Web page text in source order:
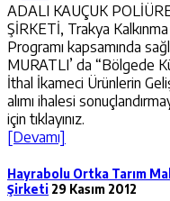
ADALI KAUÇUK
ŞİRKETİ, Trakya
Programı kapsamında
MURATLI’ da “Bölgede
İthal İkameci Ürünlerin
alımı ihalesi
için tıklayınız.
[Devamı]
Hayrabolu Ortka Tarım
Şirketi 29 Kasım 2012